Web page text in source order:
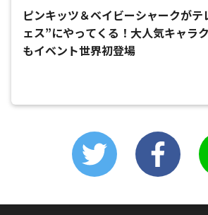
ピンキッツ＆ベイビーシャークがテ
ェス”にやってくる！大人気キャラ
もイベント世界初登場